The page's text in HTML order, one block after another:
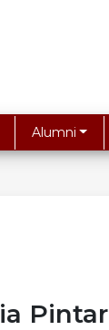
Alumni
Pintar